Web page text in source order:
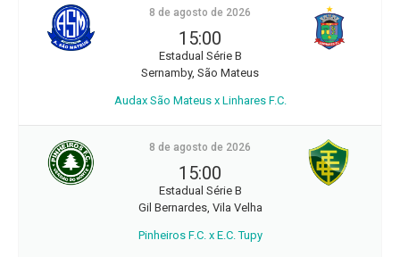
8 de agosto de 2026
15:00
Estadual Série B
Sernamby, São Mateus
Audax São Mateus x Linhares F.C.
8 de agosto de 2026
15:00
Estadual Série B
Gil Bernardes, Vila Velha
Pinheiros F.C. x E.C. Tupy